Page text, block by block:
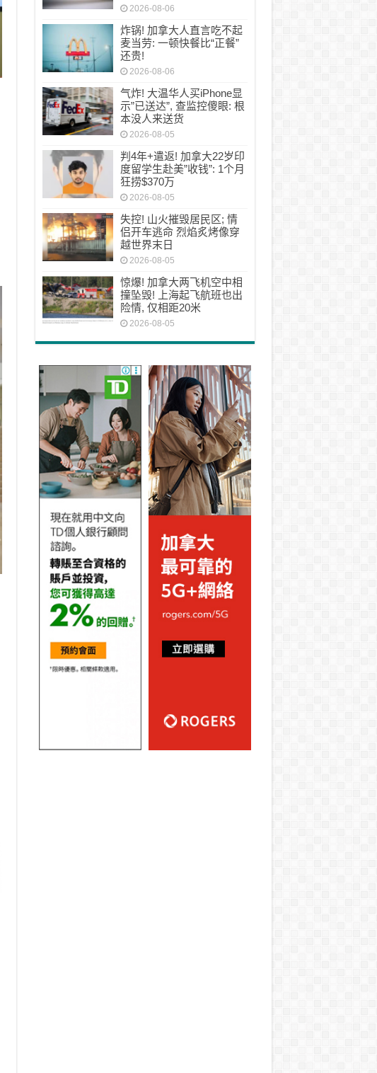
2026-08-06
炸锅! 加拿大人直言吃不起
麦当劳: 一顿快餐比“正餐”
还贵!
2026-08-06
气炸! 大温华人买iPhone显
示”已送达”, 查监控傻眼: 根
本没人来送货
2026-08-05
判4年+遣返! 加拿大22岁印
度留学生赴美”收钱”: 1个月
狂捞$370万
2026-08-05
失控! 山火摧毁居民区; 情
侣开车逃命 烈焰炙烤像穿
越世界末日
2026-08-05
惊爆! 加拿大两飞机空中相
撞坠毁! 上海起飞航班也出
险情, 仅相距20米
2026-08-05